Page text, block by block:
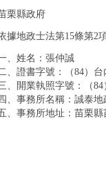
栗縣政府
據地政士法第15條第2
、姓名：張仲誠
、證書字號：（84）台
、開業執照字號：（
、事務所名稱：誠泰
、事務所地址：苗栗